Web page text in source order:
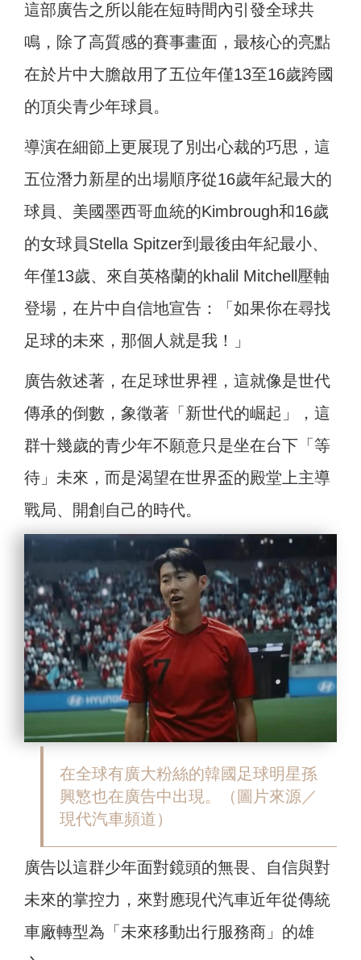
這部廣告之所以能在短時間內引發全球共
鳴，除了高質感的賽事畫面，最核心的亮點
在於片中大膽啟用了五位年僅13至16歲跨國
的頂尖青少年球員。
導演在細節上更展現了別出心裁的巧思，這
五位潛力新星的出場順序從16歲年紀最大的
球員、美國墨西哥血統的Kimbrough和16歲
的女球員Stella Spitzer到最後由年紀最小、
年僅13歲、來自英格蘭的khalil Mitchell壓軸
登場，在片中自信地宣告：「如果你在尋找
足球的未來，那個人就是我！」
廣告敘述著，在足球世界裡，這就像是世代
傳承的倒數，象徵著「新世代的崛起」，這
群十幾歲的青少年不願意只是坐在台下「等
待」未來，而是渴望在世界盃的殿堂上主導
戰局、開創自己的時代。
在全球有廣大粉絲的韓國足球明星孫
興慜也在廣告中出現。（圖片來源／
現代汽車頻道）
廣告以這群少年面對鏡頭的無畏、自信與對
未來的掌控力，來對應現代汽車近年從傳統
車廠轉型為「未來移動出行服務商」的雄